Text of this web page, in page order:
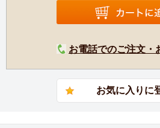
お電話でのご注文・